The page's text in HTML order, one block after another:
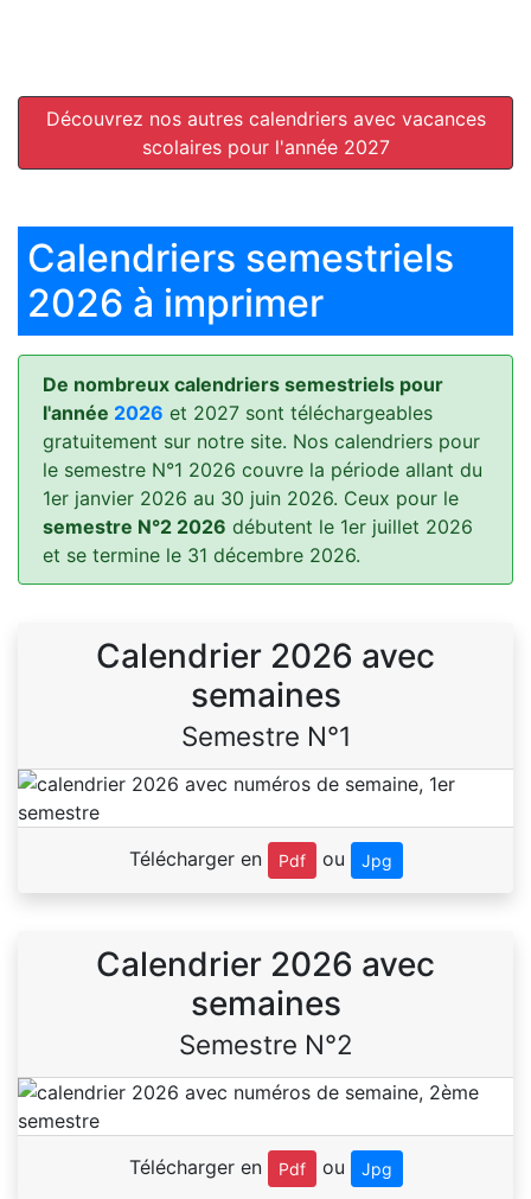
Découvrez nos autres calendriers avec vacances
scolaires pour l'année 2027
Calendriers semestriels
2026 à imprimer
De nombreux calendriers semestriels pour
l'année 2026 et 2027 sont téléchargeables
gratuitement sur notre site. Nos calendriers pour
le semestre N°1 2026 couvre la période allant du
1er janvier 2026 au 30 juin 2026. Ceux pour le
semestre N°2 2026 débutent le 1er juillet 2026
et se termine le 31 décembre 2026.
Calendrier 2026 avec
semaines
Semestre N°1
Télécharger en Pdf ou Jpg
Calendrier 2026 avec
semaines
Semestre N°2
Télécharger en Pdf ou Jpg